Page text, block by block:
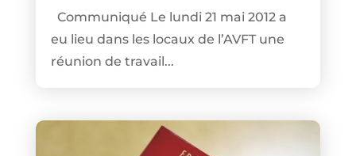
Communiqué Le lundi 21 mai 2012 a
eu lieu dans les locaux de l’AVFT une
réunion de travail...